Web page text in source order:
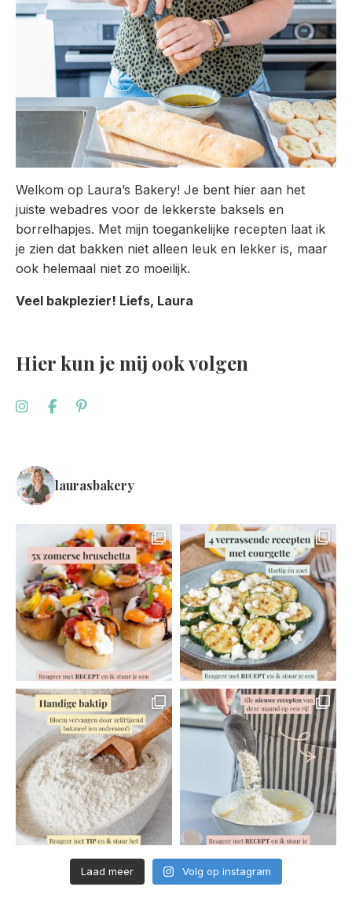
Welkom op Laura’s Bakery! Je bent hier aan het
juiste webadres voor de lekkerste baksels en
borrelhapjes. Met mijn toegankelijke recepten laat ik
je zien dat bakken niet alleen leuk en lekker is, maar
ook helemaal niet zo moeilijk.
Veel bakplezier! Liefs, Laura
Hier kun je mij ook volgen
laurasbakery
Laad meer Volg op instagram